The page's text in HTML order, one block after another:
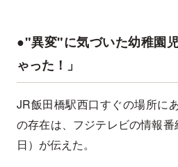
●"異変"に気づいた幼稚園
ゃった！」
JR飯田橋駅西口すぐの場所に
の存在は、フジテレビの情報
日）が伝えた。